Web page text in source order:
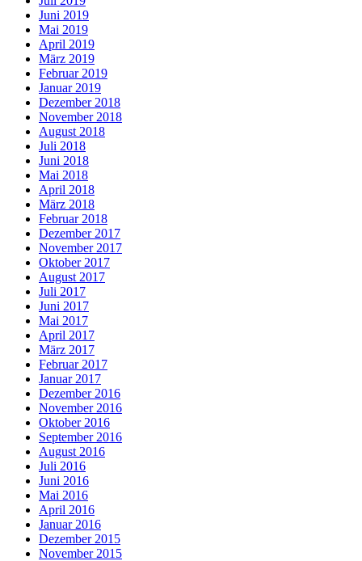
Juni 2019
Mai 2019
April 2019
März 2019
Februar 2019
Januar 2019
Dezember 2018
November 2018
August 2018
Juli 2018
Juni 2018
Mai 2018
April 2018
März 2018
Februar 2018
Dezember 2017
November 2017
Oktober 2017
August 2017
Juli 2017
Juni 2017
Mai 2017
April 2017
März 2017
Februar 2017
Januar 2017
Dezember 2016
November 2016
Oktober 2016
September 2016
August 2016
Juli 2016
Juni 2016
Mai 2016
April 2016
Januar 2016
Dezember 2015
November 2015